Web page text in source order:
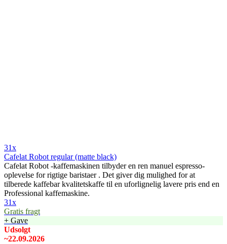
31x
Cafelat Robot regular (matte black)
Cafelat Robot -kaffemaskinen tilbyder en ren manuel espresso-
oplevelse for rigtige baristaer . Det giver dig mulighed for at
tilberede kaffebar kvalitetskaffe til en uforlignelig lavere pris end en
Professional kaffemaskine.
31x
Gratis fragt
+ Gave
Udsolgt
~22.09.2026